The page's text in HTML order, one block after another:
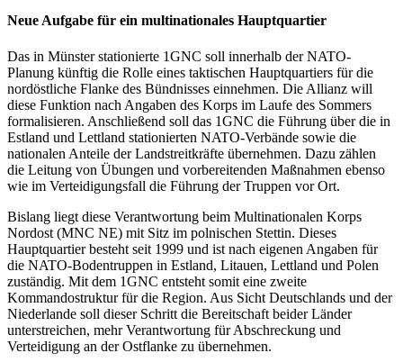
Neue Aufgabe für ein multinationales Hauptquartier
Das in Münster stationierte 1GNC soll innerhalb der NATO-
Planung künftig die Rolle eines taktischen Hauptquartiers für die
nordöstliche Flanke des Bündnisses einnehmen. Die Allianz will
diese Funktion nach Angaben des Korps im Laufe des Sommers
formalisieren. Anschließend soll das 1GNC die Führung über die in
Estland und Lettland stationierten NATO-Verbände sowie die
nationalen Anteile der Landstreitkräfte übernehmen. Dazu zählen
die Leitung von Übungen und vorbereitenden Maßnahmen ebenso
wie im Verteidigungsfall die Führung der Truppen vor Ort.
Bislang liegt diese Verantwortung beim Multinationalen Korps
Nordost (MNC NE) mit Sitz im polnischen Stettin. Dieses
Hauptquartier besteht seit 1999 und ist nach eigenen Angaben für
die NATO-Bodentruppen in Estland, Litauen, Lettland und Polen
zuständig. Mit dem 1GNC entsteht somit eine zweite
Kommandostruktur für die Region. Aus Sicht Deutschlands und der
Niederlande soll dieser Schritt die Bereitschaft beider Länder
unterstreichen, mehr Verantwortung für Abschreckung und
Verteidigung an der Ostflanke zu übernehmen.